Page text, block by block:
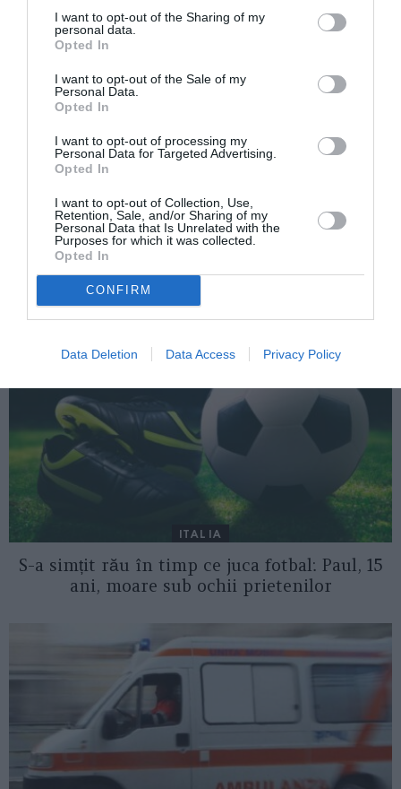
I want to opt-out of the Sharing of my
personal data.
Opted In
I want to opt-out of the Sale of my
Personal Data.
Opted In
I want to opt-out of processing my
Personal Data for Targeted Advertising.
Opted In
I want to opt-out of Collection, Use,
Retention, Sale, and/or Sharing of my
Personal Data that Is Unrelated with the
Purposes for which it was collected.
Opted In
CONFIRM
Data Deletion Data Access Privacy Policy
MOARTE SUBITA
„Vaccinurile au provocat daune la nivel
mondial.” Dezlănțuirea profesorului în fața
Următorul articol
Veneția, femeie ucisă de soț cu o sticlă de
dintre copii
AȚI PUTEA DORI DE
ASEMENEA
ITALIA
S-a simțit rău în timp ce juca fotbal: Paul, 15
ani, moare sub ochii prietenilor